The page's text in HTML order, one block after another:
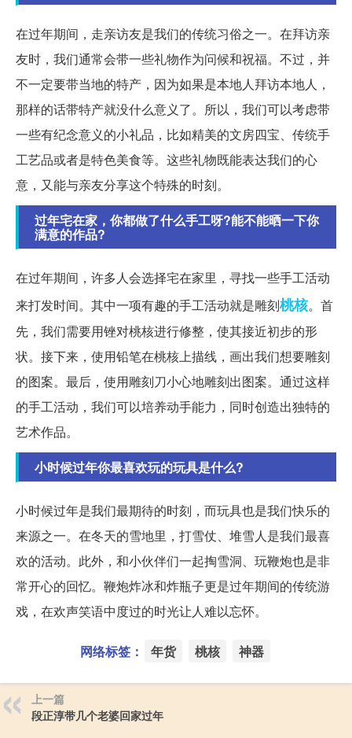
在过年期间，走亲访友是我们的传统习俗之一。在拜访亲
友时，我们通常会带一些礼物作为问候和祝福。不过，并
不一定要带当地的特产，因为如果是本地人拜访本地人，
那样的话带特产就没什么意义了。所以，我们可以考虑带
一些有纪念意义的小礼品，比如精美的文房四宝、传统手
工艺品或者是特色美食等。这些礼物既能表达我们的心
意，又能与亲友分享这个特殊的时刻。
过年宅在家，你都做了什么手工呀?能不能晒一下你
满意的作品?
在过年期间，许多人会选择宅在家里，寻找一些手工活动
来打发时间。其中一项有趣的手工活动就是雕刻桃核。首
先，我们需要用锉对桃核进行修整，使其接近初步的形
状。接下来，使用铅笔在桃核上描线，画出我们想要雕刻
的图案。最后，使用雕刻刀小心地雕刻出图案。通过这样
的手工活动，我们可以培养动手能力，同时创造出独特的
艺术作品。
小时候过年你最喜欢玩的玩具是什么?
小时候过年是我们最期待的时刻，而玩具也是我们快乐的
来源之一。在冬天的雪地里，打雪仗、堆雪人是我们最喜
欢的活动。此外，和小伙伴们一起掏雪洞、玩鞭炮也是非
常开心的回忆。鞭炮炸冰和炸瓶子更是过年期间的传统游
戏，在欢声笑语中度过的时光让人难以忘怀。
网络标签： 年货 桃核 神器
上一篇
段正淳带几个老婆回家过年